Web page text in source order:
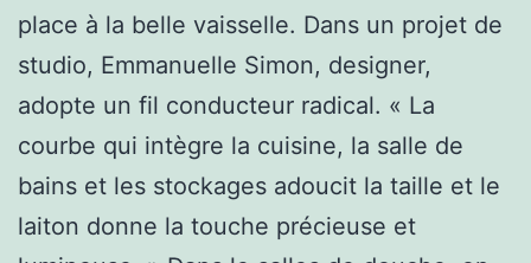
place à la belle vaisselle. Dans un projet de
studio, Emmanuelle Simon, designer,
adopte un fil conducteur radical. « La
courbe qui intègre la cuisine, la salle de
bains et les stockages adoucit la taille et le
laiton donne la touche précieuse et